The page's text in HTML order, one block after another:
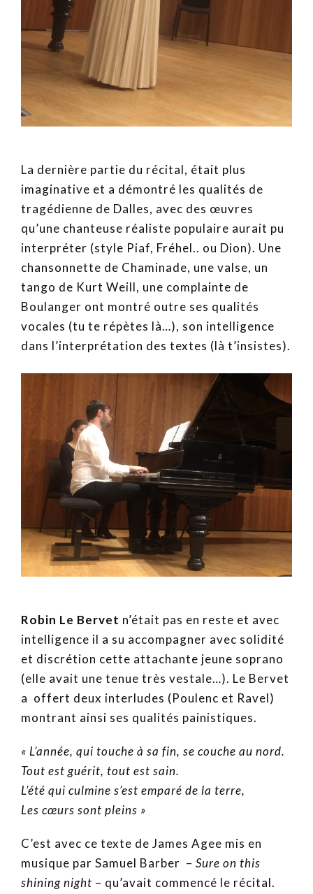
La dernière partie du récital, était plus
imaginative et a démontré les qualités de
tragédienne de Dalles, avec des œuvres
qu’une chanteuse réaliste populaire aurait pu
interpréter (style Piaf, Fréhel.. ou Dion). Une
chansonnette de Chaminade, une valse, un
tango de Kurt Weill, une complainte de
Boulanger ont montré outre ses qualités
vocales (tu te répètes là…), son intelligence
dans l’interprétation des textes (là t’insistes).
Robin Le Bervet n’était pas en reste et avec
intelligence il a su accompagner avec solidité
et discrétion cette attachante jeune soprano
(elle avait une tenue très vestale…). Le Bervet
a offert deux interludes (Poulenc et Ravel)
montrant ainsi ses qualités painistiques.
« L’année, qui touche à sa fin, se couche au nord.
Tout est guérit, tout est sain.
L’été qui culmine s’est emparé de la terre,
Les cœurs sont pleins »
C’est avec ce texte de James Agee mis en
musique par Samuel Barber – Sure on this
shining night – qu’avait commencé le récital.